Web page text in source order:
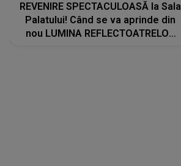
REVENIRE SPECTACULOASĂ la Sala
Palatului! Când se va aprinde din
nou LUMINA REFLECTOATRELOR